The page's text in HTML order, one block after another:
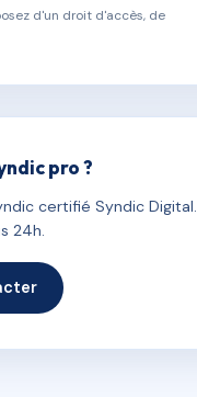
d'un droit d'accès, de
pro ?
certifié Syndic Digital.
24h.